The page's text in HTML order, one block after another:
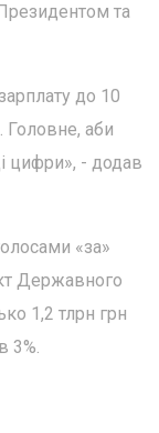
та
до 10
Головне, аби
цифри», - додав
«за»
Державного
1,2 тлрн грн
3%.